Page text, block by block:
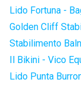
Lido Fortuna -
Golden Cliff
Stabilimento
Il Bikini - Vico
Lido Punta